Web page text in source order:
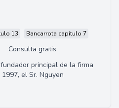
13 Bancarrota capítulo 7
Consulta gratis
principal de la firma
el Sr. Nguyen